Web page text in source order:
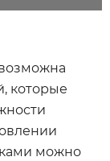
которые
можно